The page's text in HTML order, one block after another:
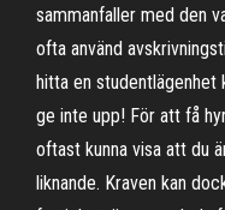
sammanfaller med den
ofta använd
hitta en studentlägenhet
ge inte upp! För att få
oftast kunna visa att du
liknande. Kraven kan